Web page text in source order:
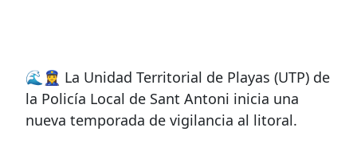
🌊👮‍♀️ La Unidad Territorial de Playas (UTP) de
la Policía Local de Sant Antoni inicia una
nueva temporada de vigilancia al litoral.